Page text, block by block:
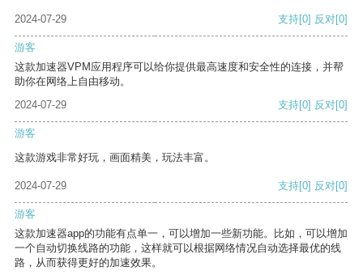
2024-07-29 支持[0] 反对[0]
游客
这款加速器VPM应用程序可以给你提供最高速度和安全性的连接，并帮
助你在网络上自由移动。
2024-07-29
支持[0] 反对[0]
游客
这款游戏非常好玩，画面精美，玩法丰富。
2024-07-29 支持[0] 反对[0]
游客
这款加速器app的功能有点单一，可以增加一些新功能。比如，可以增加
一个自动切换线路的功能，这样就可以根据网络情况自动选择最优的线
路，从而获得更好的加速效果。